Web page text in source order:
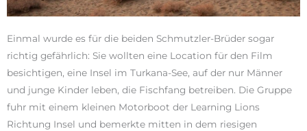
Einmal wurde es für die beiden Schmutzler-Brüder sogar
richtig gefährlich: Sie wollten eine Location für den Film
besichtigen, eine Insel im Turkana-See, auf der nur Männer
und junge Kinder leben, die Fischfang betreiben. Die Gruppe
fuhr mit einem kleinen Motorboot der Learning Lions
Richtung Insel und bemerkte mitten in dem riesigen